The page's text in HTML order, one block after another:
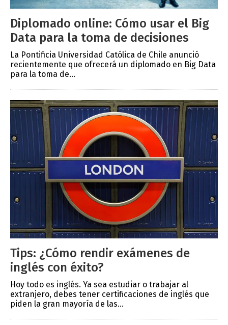
Diplomado online: Cómo usar el Big
Data para la toma de decisiones
La Pontificia Universidad Católica de Chile anunció
recientemente que ofrecerá un diplomado en Big Data
para la toma de...
Tips: ¿Cómo rendir exámenes de
inglés con éxito?
Hoy todo es inglés. Ya sea estudiar o trabajar al
extranjero, debes tener certificaciones de inglés que
piden la gran mayoría de las...